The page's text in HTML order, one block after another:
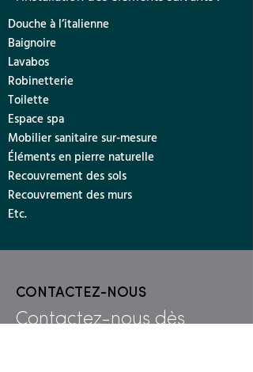
Douche à l’italienne
Baignoire
Lavabos
Robinetterie
Toilette
Espace spa
Mobilier sanitaire sur-mesure
Éléments en pierre naturelle
Recouvrement des sols
Recouvrement des murs
Etc.
CONTACTEZ-NOUS
Contactez-nous dès